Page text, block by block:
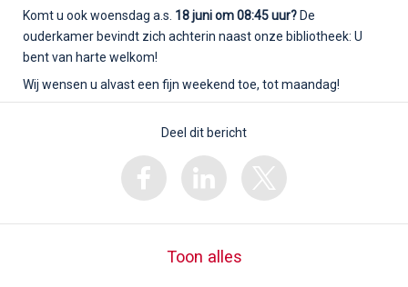
Komt u ook woensdag a.s. 18 juni om 08:45 uur? De
ouderkamer bevindt zich achterin naast onze bibliotheek: U
bent van harte welkom!
Wij wensen u alvast een fijn weekend toe, tot maandag!
Deel dit bericht
Toon alles